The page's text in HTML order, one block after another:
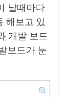
날때마다
해보고 있
개발 보드
보드가 눈